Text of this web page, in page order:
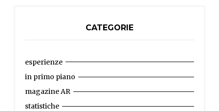
CATEGORIE
esperienze
in primo piano
magazine AR
statistiche